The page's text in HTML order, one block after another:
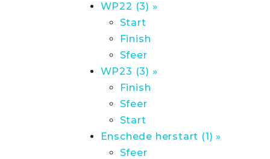
WP22 (3) »
Start
Finish
Sfeer
WP23 (3) »
Finish
Sfeer
Start
Enschede herstart (1) »
Sfeer